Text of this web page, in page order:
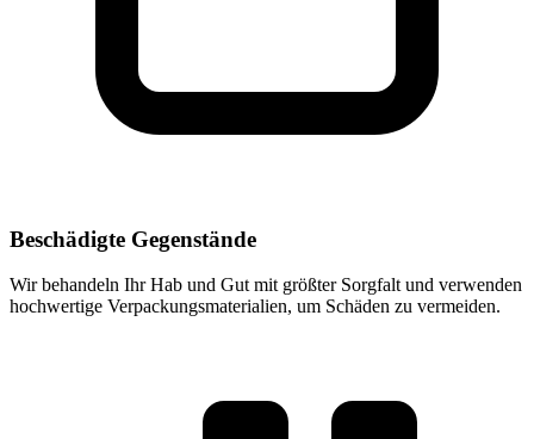
Beschädigte Gegenstände
Wir behandeln Ihr Hab und Gut mit größter Sorgfalt und verwenden
hochwertige Verpackungsmaterialien, um Schäden zu vermeiden.